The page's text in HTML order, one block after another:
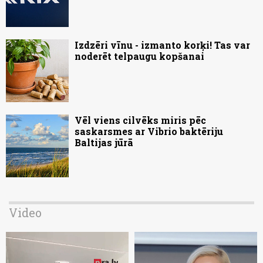
Izdzēri vīnu - izmanto korķi! Tas var
noderēt telpaugu kopšanai
Vēl viens cilvēks miris pēc
saskarsmes ar Vibrio baktēriju
Baltijas jūrā
Video